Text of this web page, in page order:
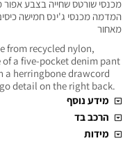
מכנסי שורטס שחייה בצבע אפור
מאחור
from recycled nylon,
a five-pocket denim pant
a herringbone drawcord
detail on the right back.
מידע נוסף
הרכב בד
מידות